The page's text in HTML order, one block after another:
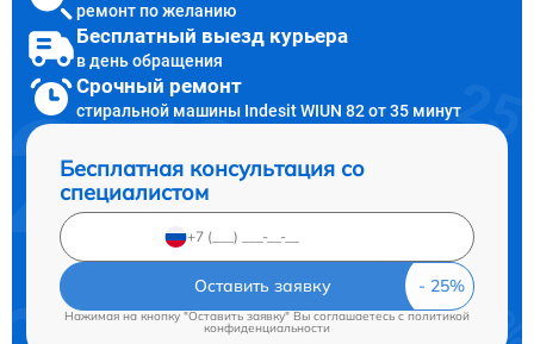
ремонт по желанию
Бесплатный выезд курьера
в день обращения
Срочный ремонт
стиральной машины Indesit WIUN 82 от 35 минут
Бесплатная консультация со
специалистом
Оставить заявку
Нажимая на кнопку "Оставить заявку" Вы соглашаетесь cполитикой
конфиденциальности